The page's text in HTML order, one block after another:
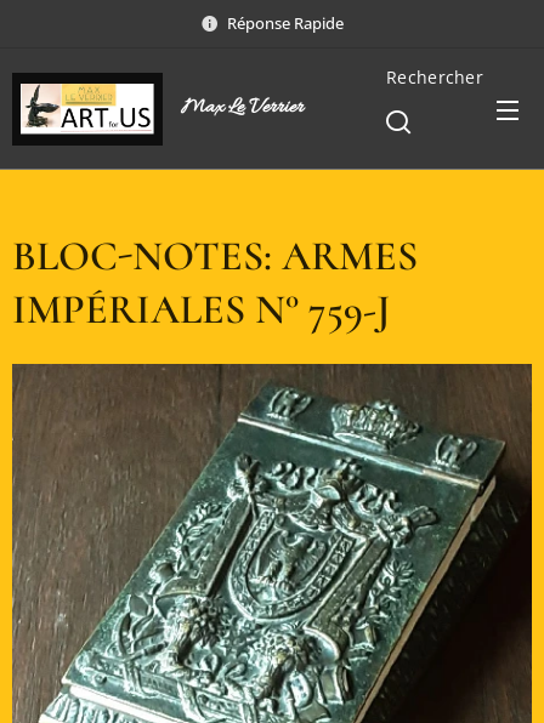
Réponse Rapide
Max Le Verrier
Rechercher
BLOC-NOTES: ARMES
IMPÉRIALES N° 759-J